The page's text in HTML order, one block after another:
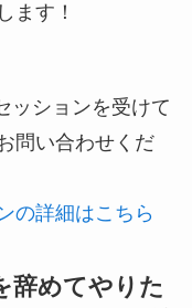
ます！
ッションを受けて
問い合わせくだ
の詳細はこちら
辞めてやりた